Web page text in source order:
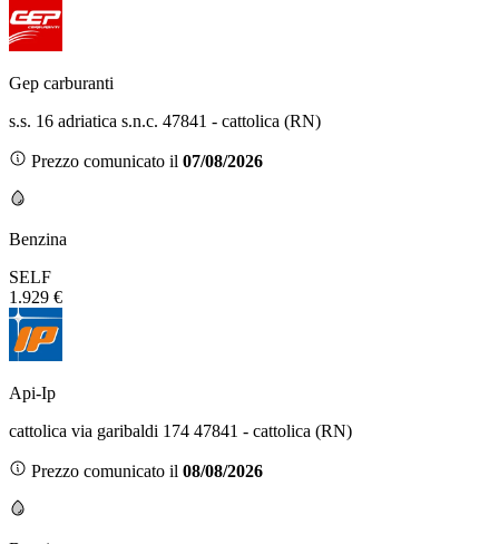
Gep carburanti
s.s. 16 adriatica s.n.c. 47841 - cattolica (RN)
Prezzo comunicato il 07/08/2026
Benzina
SELF
1.929 €
Api-Ip
cattolica via garibaldi 174 47841 - cattolica (RN)
Prezzo comunicato il 08/08/2026